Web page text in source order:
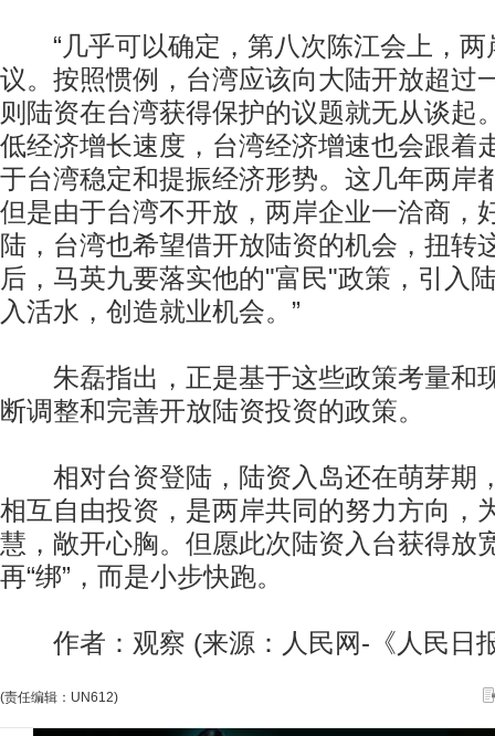
“几乎可以确定，第八次陈江会上，两
议。按照惯例，台湾应该向大陆开放超过
则陆资在台湾获得保护的议题就无从谈起
低经济增长速度，台湾经济增速也会跟着
于台湾稳定和提振经济形势。这几年两岸
但是由于台湾不开放，两岸企业一洽商，
陆，台湾也希望借开放陆资的机会，扭转
后，马英九要落实他的"富民"政策，引入
入活水，创造就业机会。”
朱磊指出，正是基于这些政策考量和
断调整和完善开放陆资投资的政策。
相对台资登陆，陆资入岛还在萌芽期
相互自由投资，是两岸共同的努力方向，
慧，敞开心胸。但愿此次陆资入台获得放
再“绑”，而是小步快跑。
作者：观察 (来源：人民网-《人民日
(责任编辑：UN612)